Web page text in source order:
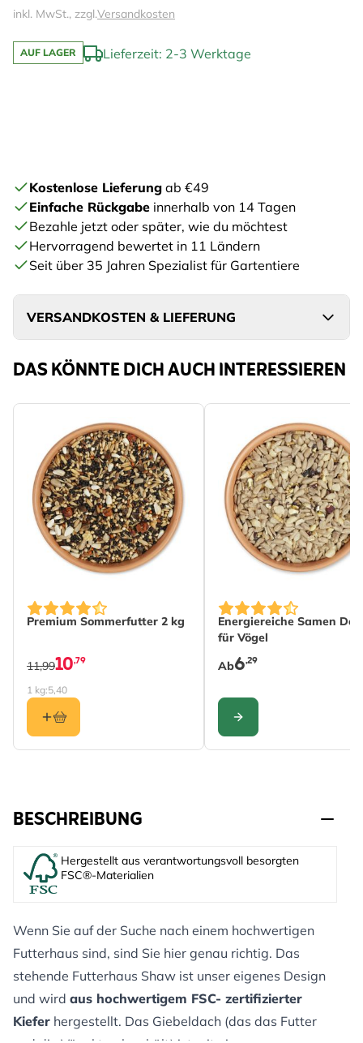
inkl. MwSt., zzgl.Versandkosten
AUF LAGER Lieferzeit: 2-3 Werktage
Kostenlose Lieferung ab €49
Einfache Rückgabe innerhalb von 14 Tagen
Bezahle jetzt oder später, wie du möchtest
Hervorragend bewertet in 11 Ländern
Seit über 35 Jahren Spezialist für Gartentiere
VERSANDKOSTEN & LIEFERUNG
DAS KÖNNTE DICH AUCH INTERESSIEREN
Premium Sommerfutter 2 kg
10,79
11,99
1 kg:5,40
Energiereiche Samen
für Vögel
The price depends on
Ab6,29
KONFIGURIEREN
BESCHREIBUNG
Hergestellt aus verantwortungsvoll besorgten
FSC®-Materialien
Wenn Sie auf der Suche nach einem hochwertigen
Futterhaus sind, sind Sie hier genau richtig. Das
stehende Futterhaus Shaw ist unser eigenes Design
und wird aus hochwertigem FSC- zertifizierter
Kiefer hergestellt. Das Giebeldach (das das Futter